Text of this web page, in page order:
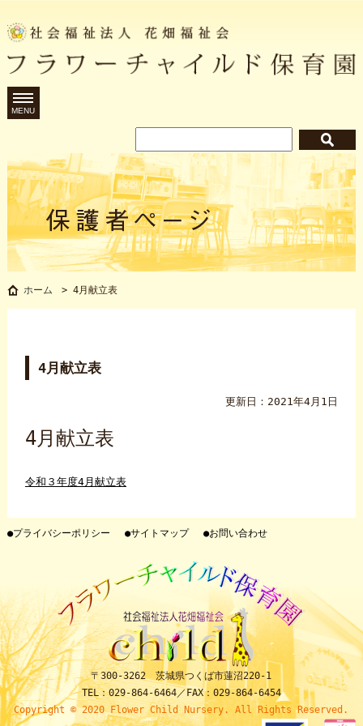
MENU
4月献立表
ホーム > 4月献立表
4月献立表
更新日：2021年4月1日
4月献立表
令和３年度4月献立表
●プライバシーポリシー ●サイトマップ ●お問い合わせ
〒300-3262 茨城県つくば市蓮沼220-1
TEL：029-864-6464／FAX：029-864-6454
Copyright © 2020 Flower Child Nursery. All Rights Reserved.